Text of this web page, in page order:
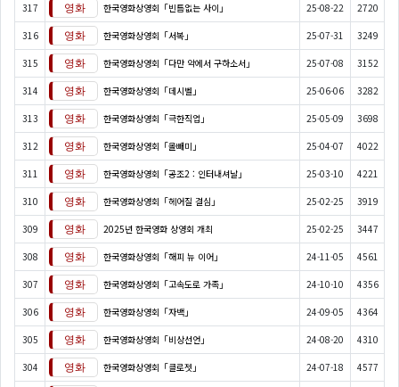
317 한국영화상영회「빈틈없는 사이」 25-08-22 2720
316 한국영화상영회「서복」 25-07-31 3249
315 한국영화상영회「다만 악에서 구하소서」 25-07-08 3152
314 한국영화상영회「데시벨」 25-06-06 3282
313 한국영화상영회「극한직업」 25-05-09 3698
312 한국영화상영회「올빼미」 25-04-07 4022
311 한국영화상영회「공조2 : 인터내셔날」 25-03-10 4221
310 한국영화상영회「헤어질 결심」 25-02-25 3919
309 2025년 한국영화 상영회 개최 25-02-25 3447
308 한국영화상영회「해피 뉴 이어」 24-11-05 4561
307 한국영화상영회「고속도로 가족」 24-10-10 4356
306 한국영화상영회「자백」 24-09-05 4364
305 한국영화상영회「비상선언」 24-08-20 4310
304 한국영화상영회「클로젯」 24-07-18 4577